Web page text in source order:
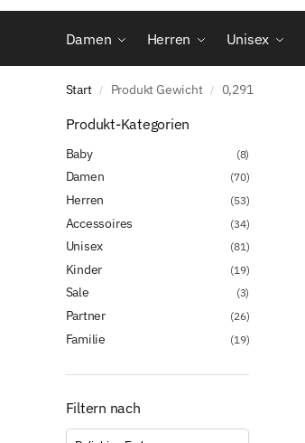
Damen Herren Unisex
Start / Produkt Gewicht / 0,291
Produkt-Kategorien
Baby (8)
Damen (70)
Herren (53)
Accessoires (34)
Unisex (81)
Kinder (19)
Sale (3)
Partner (26)
Familie (19)
Filtern nach